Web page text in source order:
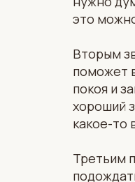
это
Вторым
поможет
покоя и
хороший
какое-то
Третьим